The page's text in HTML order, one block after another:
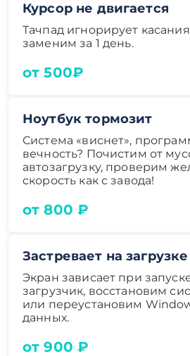
Курсор не двигается
Тачпад игнорирует
заменим за 1 день.
от 500₽
Ноутбук тормозит
Система «виснет»,
вечность? Почистим от
автозагрузку, проверим
скорость как с завода!
от 800 ₽
Застревает на загрузке
Экран зависает при
загрузчик, восстановим
или переустановим
данных.
от 900 ₽